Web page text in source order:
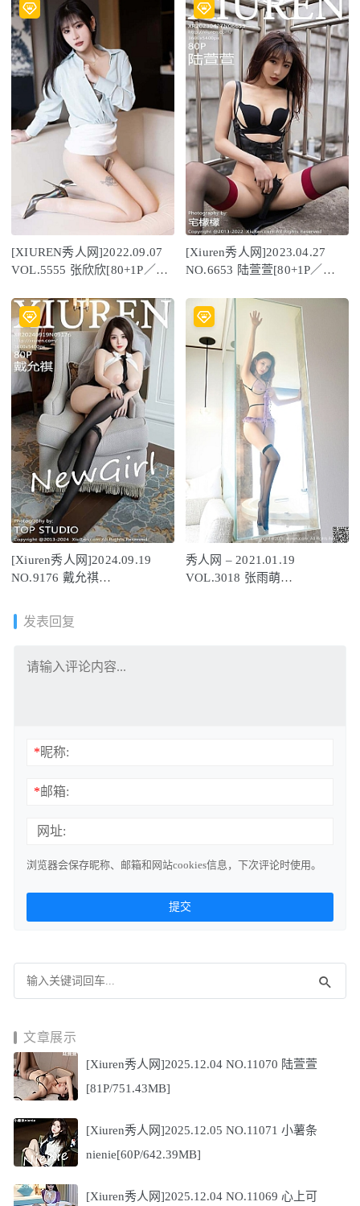
[XIUREN秀人网]2022.09.07
VOL.5555 张欣欣[80+1P／
[Xiuren秀人网]2023.04.27
NO.6653 陆萱萱[80+1P／
[Xiuren秀人网]2024.09.19
NO.9176 戴允祺
秀人网 – 2021.01.19
VOL.3018 张雨萌
发表回复
*昵称:
*邮箱:
网址:
浏览器会保存昵称、邮箱和网站cookies信息，下次评论时使用。
文章展示
[Xiuren秀人网]2025.12.04 NO.11070 陆萱萱
[81P/751.43MB]
[Xiuren秀人网]2025.12.05 NO.11071 小薯条
nienie[60P/642.39MB]
[Xiuren秀人网]2025.12.04 NO.11069 心上可